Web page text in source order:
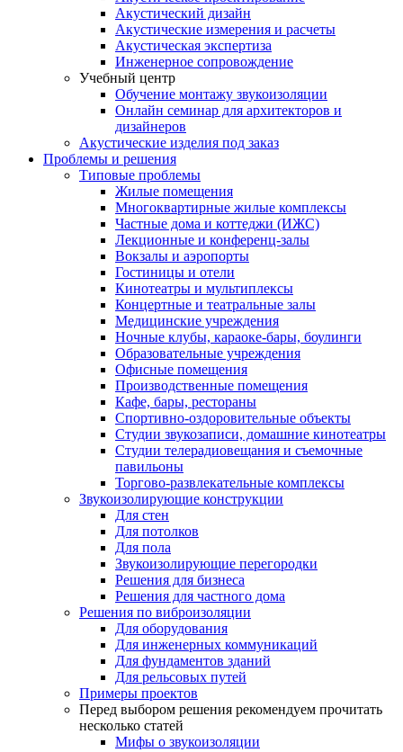
Акустический дизайн
Акустические измерения и расчеты
Акустическая экспертиза
Инженерное сопровождение
Учебный центр
Обучение монтажу звукоизоляции
Онлайн семинар для архитекторов и
дизайнеров
Акустические изделия под заказ
Проблемы и решения
Типовые проблемы
Жилые помещения
Многоквартирные жилые комплексы
Частные дома и коттеджи (ИЖС)
Лекционные и конференц-залы
Вокзалы и аэропорты
Гостиницы и отели
Кинотеатры и мультиплексы
Концертные и театральные залы
Медицинские учреждения
Ночные клубы, караоке-бары, боулинги
Образовательные учреждения
Офисные помещения
Производственные помещения
Кафе, бары, рестораны
Спортивно-оздоровительные объекты
Студии звукозаписи, домашние кинотеатры
Студии телерадиовещания и съемочные
павильоны
Торгово-развлекательные комплексы
Звукоизолирующие конструкции
Для стен
Для потолков
Для пола
Звукоизолирующие перегородки
Решения для бизнеса
Решения для частного дома
Решения по виброизоляции
Для оборудования
Для инженерных коммуникаций
Для фундаментов зданий
Для рельсовых путей
Примеры проектов
Перед выбором решения рекомендуем прочитать
несколько статей
Мифы о звукоизоляции